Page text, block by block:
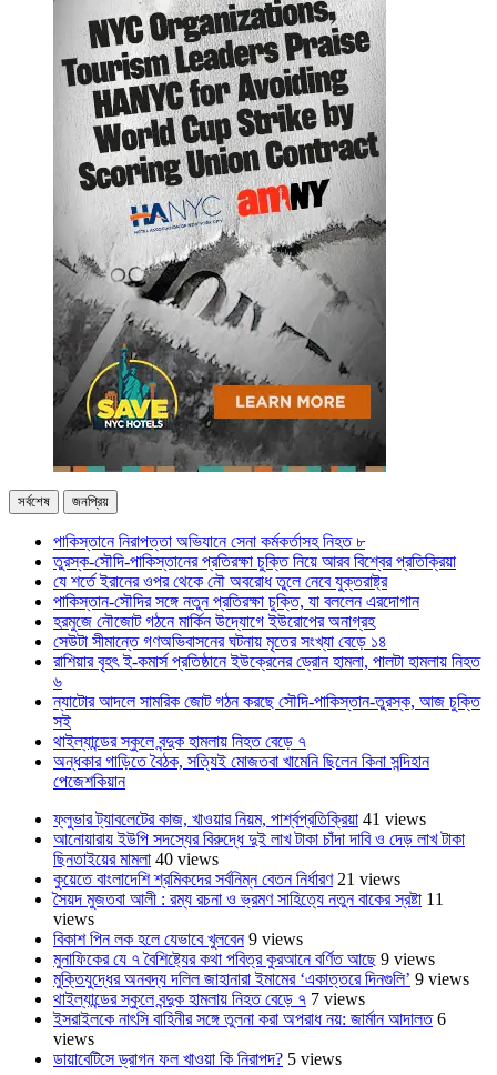
সর্বশেষ জনপ্রিয়
পাকিস্তানে নিরাপত্তা অভিযানে সেনা কর্মকর্তাসহ নিহত ৮
তুরস্ক-সৌদি-পাকিস্তানের প্রতিরক্ষা চুক্তি নিয়ে আরব বিশ্বের প্রতিক্রিয়া
যে শর্তে ইরানের ওপর থেকে নৌ অবরোধ তুলে নেবে যুক্তরাষ্ট্র
পাকিস্তান-সৌদির সঙ্গে নতুন প্রতিরক্ষা চুক্তি, যা বললেন এরদোগান
হরমুজে নৌজোট গঠনে মার্কিন উদ্যোগে ইউরোপের অনাগ্রহ
সেউটা সীমান্তে গণঅভিবাসনের ঘটনায় মৃতের সংখ্যা বেড়ে ১৪
রাশিয়ার বৃহৎ ই-কমার্স প্রতিষ্ঠানে ইউক্রেনের ড্রোন হামলা, পালটা হামলায় নিহত
৬
ন্যাটোর আদলে সামরিক জোট গঠন করছে সৌদি-পাকিস্তান-তুরস্ক, আজ চুক্তি
সই
থাইল্যান্ডের স্কুলে বন্দুক হামলায় নিহত বেড়ে ৭
অন্ধকার গাড়িতে বৈঠক, সত্যিই মোজতবা খামেনি ছিলেন কিনা সন্দিহান
পেজেশকিয়ান
ফ্লুভার ট্যাবলেটের কাজ, খাওয়ার নিয়ম, পার্শ্বপ্রতিক্রিয়া 41 views
আনোয়ারায় ইউপি সদস্যের বিরুদ্ধে দুই লাখ টাকা চাঁদা দাবি ও দেড় লাখ টাকা
ছিনতাইয়ের মামলা 40 views
কুয়েতে বাংলাদেশি শ্রমিকদের সর্বনিম্ন বেতন নির্ধারণ 21 views
সৈয়দ মুজতবা আলী : রম্য রচনা ও ভ্রমণ সাহিত্যে নতুন বাকের স্রষ্টা 11
views
বিকাশ পিন লক হলে যেভাবে খুলবেন 9 views
মুনাফিকের যে ৭ বৈশিষ্ট্যের কথা পবিত্র কুরআনে বর্ণিত আছে 9 views
মুক্তিযুদ্ধের অনবদ্য দলিল জাহানারা ইমামের ‘একাত্তরে দিনগুলি’ 9 views
থাইল্যান্ডের স্কুলে বন্দুক হামলায় নিহত বেড়ে ৭ 7 views
ইসরাইলকে নাৎসি বাহিনীর সঙ্গে তুলনা করা অপরাধ নয়: জার্মান আদালত 6
views
ডায়াবেটিসে ড্রাগন ফল খাওয়া কি নিরাপদ? 5 views